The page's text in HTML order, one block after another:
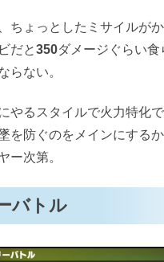
ちょっとしたミサイルが
だと350ダメージぐらい
らない。
やるスタイルで火力特化
を防ぐのをメインにする
ー次第。
バトル